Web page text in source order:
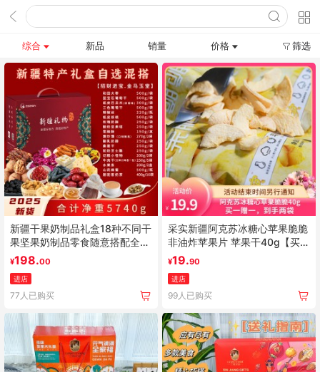
综合 新品 销量 价格 筛选
新疆干果奶制品礼盒18种不同干
果坚果奶制品零食随意搭配全国
包邮精美礼盒
¥198.00
进店
77人已购买
采实新疆阿克苏冰糖心苹果脆脆
非油炸苹果片 苹果干40g【买1
送1，到手两袋】
¥19.90
进店
99人已购买